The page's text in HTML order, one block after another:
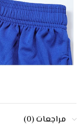
مراجعات (0)